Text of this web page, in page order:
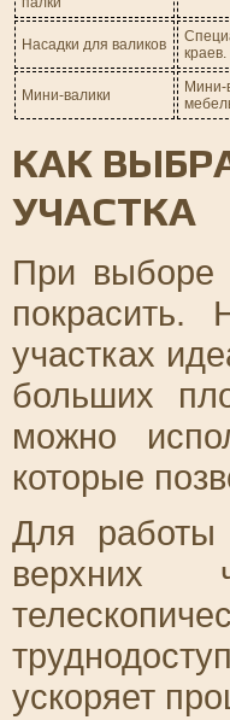
Насадки для валиков
краев.
Мини-валики
Мини-
КАК
УЧАСТКА
При выборе
участках
больших
можно
которые
Для работы
верхних
ускоряет